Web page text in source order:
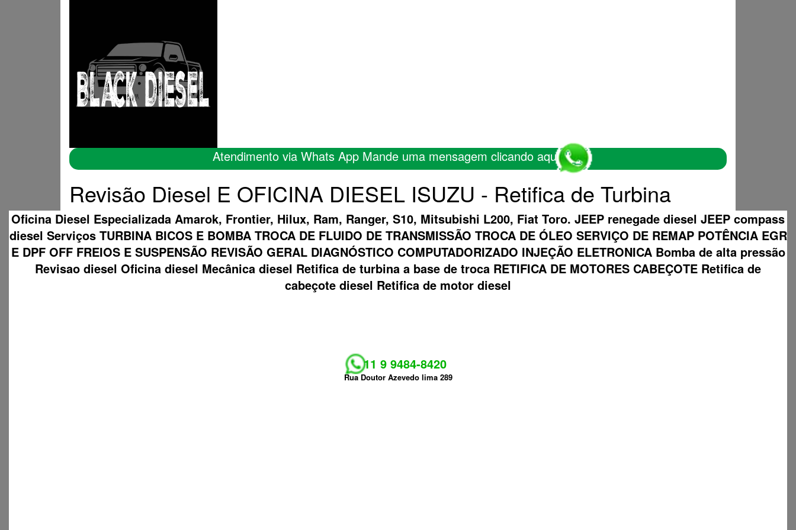
Atendimento via Whats App Mande uma mensagem clicando aqui
Revisão Diesel E OFICINA DIESEL ISUZU - Retifica de Turbina
Oficina Diesel Especializada Amarok, Frontier, Hilux, Ram, Ranger, S10, Mitsubishi L200, Fiat Toro. JEEP renegade diesel JEEP compass
diesel Serviços TURBINA BICOS E BOMBA TROCA DE FLUIDO DE TRANSMISSÃO TROCA DE ÓLEO SERVIÇO DE REMAP POTÊNCIA EGR
E DPF OFF FREIOS E SUSPENSÃO REVISÃO GERAL DIAGNÓSTICO COMPUTADORIZADO INJEÇÃO ELETRONICA Bomba de alta pressão
Revisao diesel Oficina diesel Mecânica diesel Retifica de turbina a base de troca RETIFICA DE MOTORES CABEÇOTE Retifica de
cabeçote diesel Retifica de motor diesel
11 9 9484-8420
Rua Doutor Azevedo lima 289